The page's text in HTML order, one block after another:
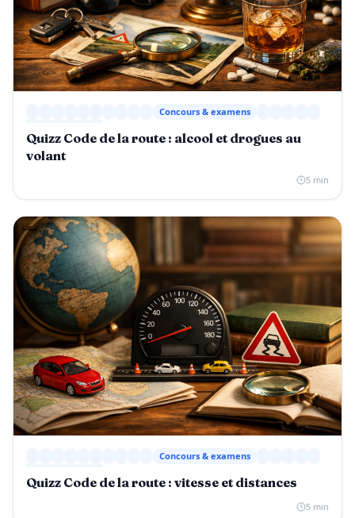
Concours & examens
Quizz Code de la route : alcool et drogues au
volant
5 min
Concours & examens
Quizz Code de la route : vitesse et distances
5 min